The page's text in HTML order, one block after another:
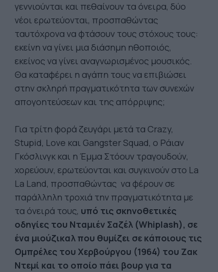
γεννιούνται και πεθαίνουν τα όνειρα, δύο
νέοι ερωτεύονται, προσπαθώντας
ταυτόχρονα να φτάσουν τους στόχους τους:
εκείνη να γίνει μια διάσημη ηθοποιός,
εκείνος να γίνει αναγνωρισμένος μουσικός.
Θα καταφέρει η αγάπη τους να επιβιώσει
στην σκληρή πραγματικότητα των συνεχών
απογοητεύσεων και της απόρριψης;
Για τρίτη φορά ζευγάρι μετά τα Crazy,
Stupid, Love και Gangster Squad, ο Ράιαν
Γκόσλινγκ και η Έμμα Στόουν τραγουδούν,
χορεύουν, ερωτεύονται και συγκινούν στο La
La Land, προσπαθώντας να φέρουν σε
παράλληλη τροχιά την πραγματικότητα με
τα όνειρά τους, υπό τις σκηνοθετικές
οδηγίες του Νταμιέν Σαζέλ (Whiplash), σε
ένα μιούζικαλ που θυμίζει σε κάποιους τις
Ομπρέλες του Χερβούργου (1964) του Ζακ
Ντεμί και το οποίο πάει βουρ για τα